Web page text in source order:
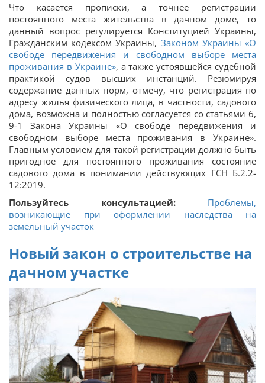
Что касается прописки, а точнее регистрации
постоянного места жительства в дачном доме, то
данный вопрос регулируется Конституцией Украины,
Гражданским кодексом Украины, Законом Украины «О
свободе передвижения и свободном выборе места
проживания в Украине», а также устоявшейся судебной
практикой судов высших инстанций. Резюмируя
содержание данных норм, отмечу, что регистрация по
адресу жилья физического лица, в частности, садового
дома, возможна и полностью согласуется со статьями 6,
9-1 Закона Украины «О свободе передвижения и
свободном выборе места проживания в Украине».
Главным условием для такой регистрации должно быть
пригодное для постоянного проживания состояние
садового дома в понимании действующих ГСН Б.2.2-
12:2019.
Пользуйтесь консультацией: Проблемы,
возникающие при оформлении наследства на
земельный участок
Новый закон о строительстве на
дачном участке